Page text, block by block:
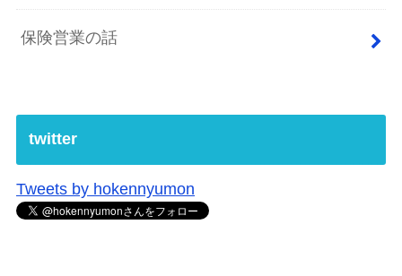
保険営業の話
twitter
Tweets by hokennyumon